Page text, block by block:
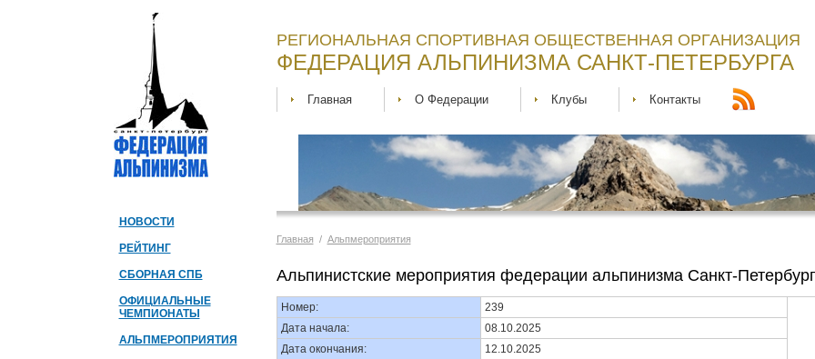
НОВОСТИ
РЕЙТИНГ
СБОРНАЯ СПБ
ОФИЦИАЛЬНЫЕ
ЧЕМПИОНАТЫ
АЛЬПМЕРОПРИЯТИЯ
РЕГИОНАЛЬНАЯ СПОРТИВНАЯ ОБЩЕСТВЕННАЯ ОРГАНИЗАЦИЯ
ФЕДЕРАЦИЯ АЛЬПИНИЗМА САНКТ-ПЕТЕРБУРГА
Главная О Федерации Клубы Контакты
Главная / Альпмероприятия
Альпинистские мероприятия федерации альпинизма Санкт-
Номер:
239
Дата начала:
08.10.2025
Дата окончания:
12.10.2025